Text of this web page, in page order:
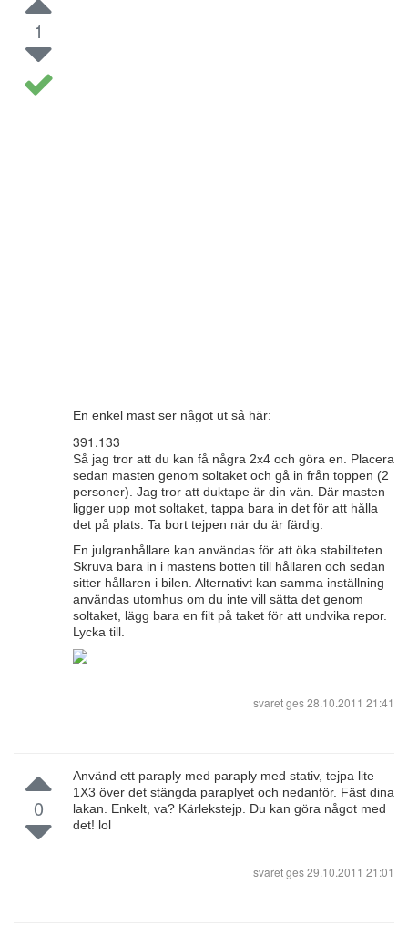
1
En enkel mast ser något ut så här:
391.133
Så jag tror att du kan få några 2x4 och göra en. Placera
sedan masten genom soltaket och gå in från toppen (2
personer). Jag tror att duktape är din vän. Där masten
ligger upp mot soltaket, tappa bara in det för att hålla
det på plats. Ta bort tejpen när du är färdig.
En julgranhållare kan användas för att öka stabiliteten.
Skruva bara in i mastens botten till hållaren och sedan
sitter hållaren i bilen. Alternativt kan samma inställning
användas utomhus om du inte vill sätta det genom
soltaket, lägg bara en filt på taket för att undvika repor.
Lycka till.
svaret ges28.10.2011 21:41
0
Använd ett paraply med paraply med stativ, tejpa lite
1X3 över det stängda paraplyet och nedanför. Fäst dina
lakan. Enkelt, va? Kärlekstejp. Du kan göra något med
det! lol
svaret ges29.10.2011 21:01